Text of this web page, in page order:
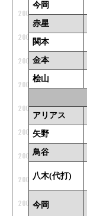
今岡
赤星
関本
金本
桧山
アリアス
矢野
鳥谷
八木(代打)
今岡